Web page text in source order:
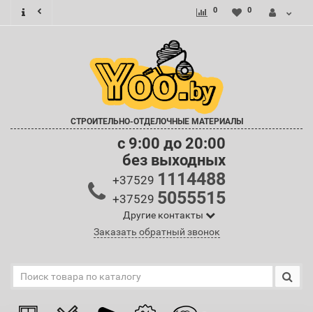
0 0
СТРОИТЕЛЬНО-ОТДЕЛОЧНЫЕ МАТЕРИАЛЫ
c 9:00 до 20:00
без выходных
+37529 1114488
+37529 5055515
Другие контакты
Заказать обратный звонок